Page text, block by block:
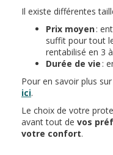
Il existe différentes
Prix moyen:
suffit pour tout
rentabilisé en 3
Durée de vie :
Pour en savoir plus
ici.
Le choix de votre
avant tout de vos
votre confort.